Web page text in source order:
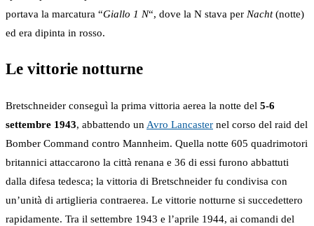
portava la marcatura “Giallo 1 N“, dove la N stava per Nacht(notte)
ed era dipinta in rosso.
Le vittorie notturne
Bretschneider conseguì la prima vittoria aerea la notte del 5-6
settembre 1943, abbattendo un Avro Lancaster nel corso del raid del
Bomber Command contro Mannheim. Quella notte 605 quadrimotori
britannici attaccarono la città renana e 36 di essi furono abbattuti
dalla difesa tedesca; la vittoria di Bretschneider fu condivisa con
un’unità di artiglieria contraerea. Le vittorie notturne si succedettero
rapidamente. Tra il settembre 1943 e l’aprile 1944, ai comandi del